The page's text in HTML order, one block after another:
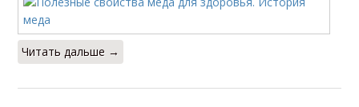
Читать дальше →